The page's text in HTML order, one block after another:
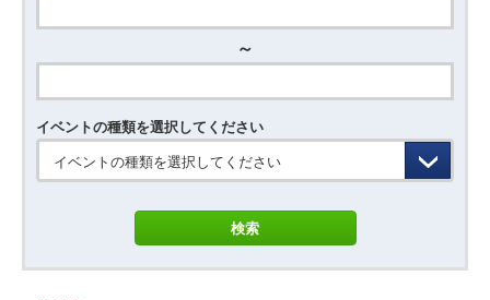
～
イベントの種類を選択してください
イベントの種類を選択してください